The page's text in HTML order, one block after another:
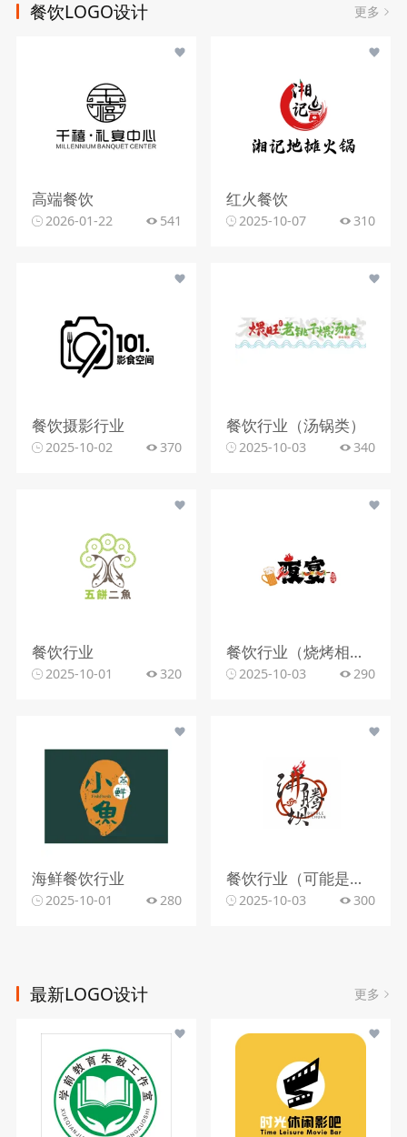
餐饮LOGO设计 更多
高端餐饮
2026-01-22 541
红火餐饮
2025-10-07 310
餐饮摄影行业
2025-10-02 370
餐饮行业（汤锅类）
2025-10-03 340
餐饮行业
2025-10-01 320
餐饮行业（烧烤相关）
2025-10-03 290
海鲜餐饮行业
2025-10-01 280
餐饮行业（可能是火锅相关）
2025-10-03 300
最新LOGO设计 更多